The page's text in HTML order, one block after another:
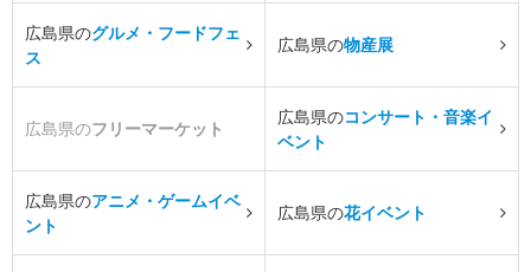
広島県のグルメ・フードフェ
ス
広島県の物産展
広島県のフリーマーケット
広島県のコンサート・音楽イ
ベント
広島県のアニメ・ゲームイベ
ント
広島県の花イベント